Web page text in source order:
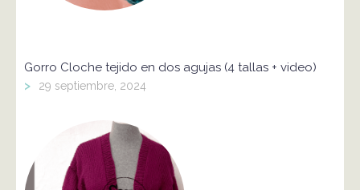
Gorro Cloche tejido en dos agujas (4 tallas + video)
> 29 septiembre, 2024